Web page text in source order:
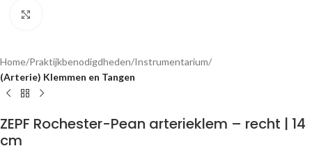
Home Praktijkbenodigdheden Instrumentarium
(Arterie) Klemmen en Tangen
ZEPF Rochester-Pean arterieklem – recht | 14
cm